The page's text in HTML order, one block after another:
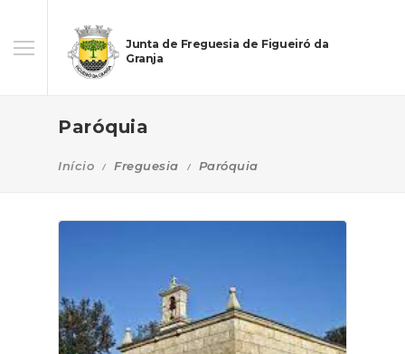
Junta de Freguesia de Figueiró da
Granja
Paróquia
Início Freguesia Paróquia